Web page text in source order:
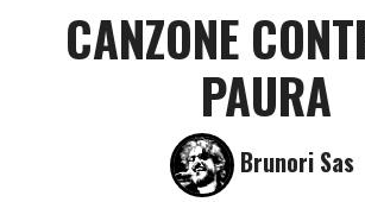
CANZONE
PAURA
Brunori Sas